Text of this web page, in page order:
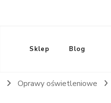
Sklep Blog
Oprawy oświetleniowe